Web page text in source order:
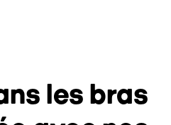
les bras